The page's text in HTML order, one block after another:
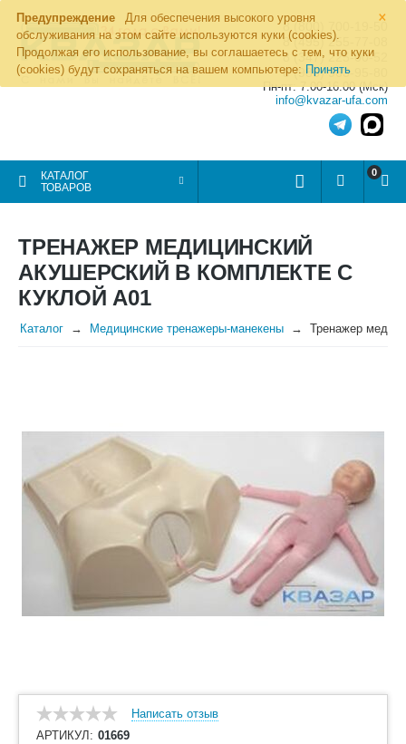
×
Предупреждение
Для обеспечения высокого уровня
обслуживания на этом сайте используются куки (cookies).
Продолжая его использование, вы соглашаетесь с тем, что куки
(cookies) будут сохраняться на вашем компьютере: Принять
8 (800) 700-19-50
8 (495) 255-77-08
8 (347) 225-00-52
8 (986) 963-95-80
Пн-пт: 7.00-16.00 (Мск)
info@kvazar-ufa.com
КАТАЛОГ
ТОВАРОВ
0
ТРЕНАЖЕР МЕДИЦИНСКИЙ
АКУШЕРСКИЙ В КОМПЛЕКТЕ С
КУКЛОЙ А01
Каталог Медицинские тренажеры-манекены Тренажер
Написать отзыв
АРТИКУЛ: 01669